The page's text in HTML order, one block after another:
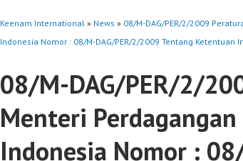
Keenam International » News » 08/M-DAG/PER/2/2009
Indonesia Nomor : 08/M-DAG/PER/2/2009 Tentang Ketentuan
08/M-DAG/PER/2/
Menteri
Indonesia Nomor :